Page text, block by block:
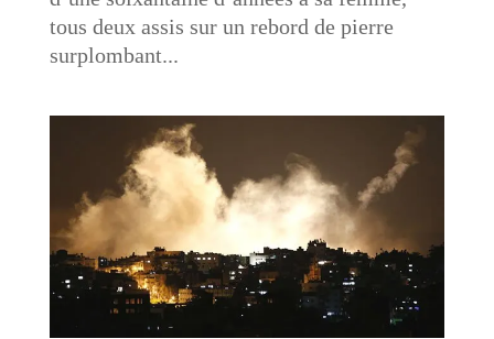
tous deux assis sur un rebord de pierre
surplombant...